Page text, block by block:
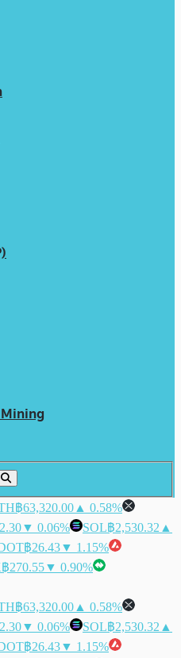
฿63,320.00 ▲ 0.58%
▼ 0.06% SOL฿2,530.32 ▲
฿26.43▼ 1.15%
฿270.55▼ 0.90%
฿63,320.00 ▲ 0.58%
▼ 0.06% SOL฿2,530.32 ▲
฿26.43▼ 1.15%